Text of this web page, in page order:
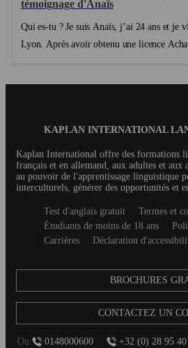
témoignage d'Anaïs
Qui es-tu ? Je suis Anaïs, j’ai 24 ans et je viens de
Lyon. Après avoir obtenu une licence
KAPLAN INTERNATIONAL
Kaplan International offre des formations
français et en allemand, aux adultes et aux
au pouvoir de l'apprentissage linguistique
interculturels, générer des opportunités et
SecondaryTest d'anglais gratuit
Termes et
Étudiants de moins de 18 ans
Carrières
Déclaration
BROCHURES
CONTACTEZ UN
Ou 0148000600 +32 (0) 28 95